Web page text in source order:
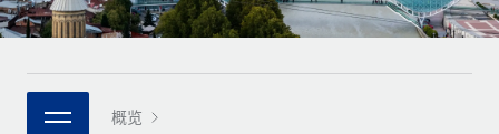
基础设施
将人力资源无缝融入工作流程
平台
中型市场
研究与指引
Deutsch
Italiano 概览